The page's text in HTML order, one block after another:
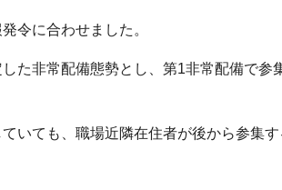
令に合わせました。
た非常配備態勢とし、第1非常配備で参
いても、職場近隣在住者が後から参集